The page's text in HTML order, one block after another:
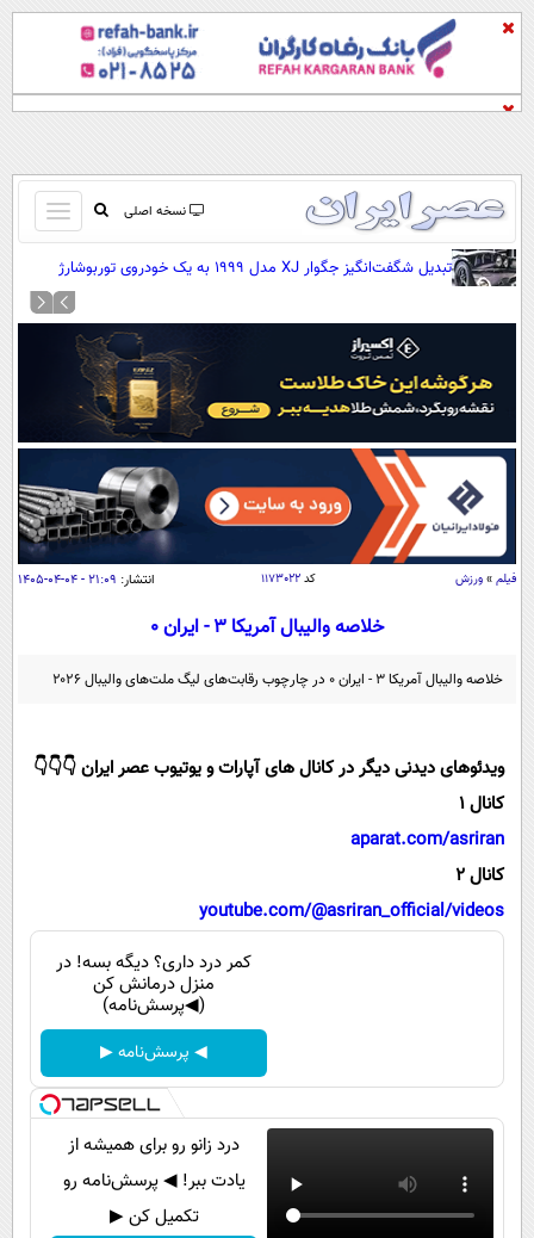
نسخه اصلی
باز
و
بسته
کردن
صفحه اول
آرشیو
نظرسنجی
آب و هوا
اوقات شرعی
سواد زندگی
اقتصاد
اقتصادی
جامعه
علم و دانش
اخبار کریپتو
سرگرمی
باشگاه مغز
فیلم
سیاست
سرگرمی
فناوری
عصر ایران 2
داستان کوتاه
پیامک
روانشناسی
تبدیل شگفت‌انگیز جگوار XJ مدل ۱۹۹۹ به یک خودروی توربوشارژ
فیلم » ورزش کد۱۱۷۳۰۲۲ انتشار: ۲۱:۰۹ - ۰۴-۰۴-۱۴۰۵
خلاصه والیبال آمریکا ۳ - ایران ۰
خلاصه والیبال آمریکا ۳ - ایران ۰ در چارچوب رقابت‌های لیگ ملت‌های والیبال ۲۰۲۶
ویدئوهای دیدنی دیگر در کانال های آپارات و یوتیوب عصر ایران 👇👇👇
کانال 1
aparat.com/asriran
کانال 2
youtube.com/@asriran_official/videos
کمر درد داری؟ دیگه بسه! در
منزل درمانش کن
(◀پرسش‌نامه)
◀ پرسش‌نامه ▶
درد زانو رو برای همیشه از
یادت ببر! ◀ پرسش‌نامه رو
تکمیل کن ▶